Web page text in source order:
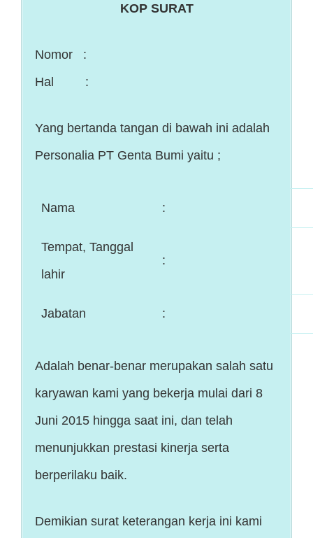
KOP SURAT
Nomor :
Hal :
Yang bertanda tangan di bawah ini adalah
Personalia PT Genta Bumi yaitu ;
Nama :
Tempat, Tanggal
lahir
:
Jabatan :
Adalah benar-benar merupakan salah satu
karyawan kami yang bekerja mulai dari 8
Juni 2015 hingga saat ini, dan telah
menunjukkan prestasi kinerja serta
berperilaku baik.
Demikian surat keterangan kerja ini kami